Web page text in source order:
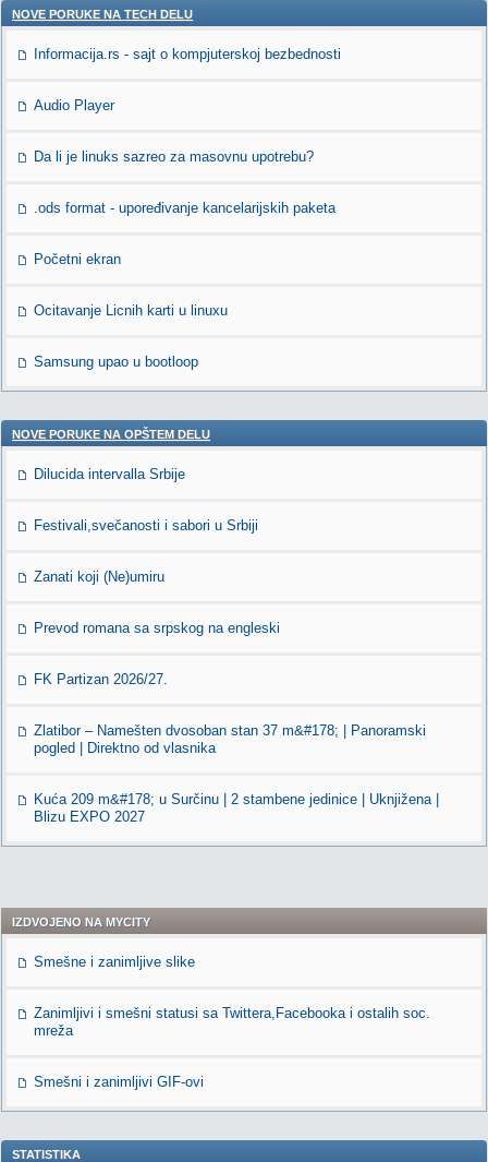
NOVE PORUKE NA TECH DELU
Informacija.rs - sajt o kompjuterskoj bezbednosti
Audio Player
Da li je linuks sazreo za masovnu upotrebu?
.ods format - upoređivanje kancelarijskih paketa
Početni ekran
Ocitavanje Licnih karti u linuxu
Samsung upao u bootloop
NOVE PORUKE NA OPŠTEM DELU
Dilucida intervalla Srbije
Festivali,svečanosti i sabori u Srbiji
Zanati koji (Ne)umiru
Prevod romana sa srpskog na engleski
FK Partizan 2026/27.
Zlatibor – Namešten dvosoban stan 37 m&#178; | Panoramski
pogled | Direktno od vlasnika
Kuća 209 m&#178; u Surčinu | 2 stambene jedinice | Uknjižena |
Blizu EXPO 2027
IZDVOJENO NA MYCITY
Smešne i zanimljive slike
Zanimljivi i smešni statusi sa Twittera,Facebooka i ostalih soc.
mreža
Smešni i zanimljivi GIF-ovi
STATISTIKA